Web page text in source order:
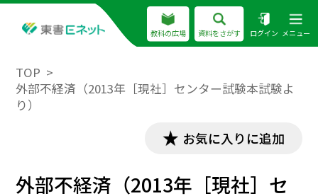
教科の広場 資料をさがす ログイン メニュー
TOP
外部不経済（2013年［現社］センター試験本試験よ
り）
お気に入りに追加
外部不経済（2013年［現社］セ